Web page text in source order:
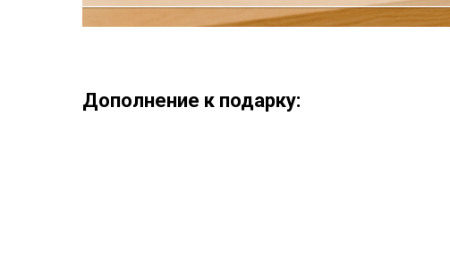
Дополнение к подарку: